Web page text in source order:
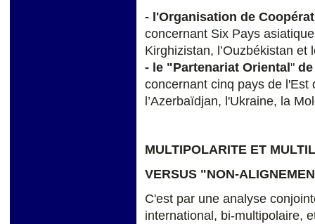
- l'Organisation de
concernant Six Pays
Kirghizistan, l’Ouzbékistan et
- le "Partenariat Oriental"
concernant cinq pays de l'Est
l’Azerbaïdjan, l'Ukraine, la
MULTIPOLARITE ET
VERSUS "NON-
C'est par une analyse
international, bi-multipolaire,